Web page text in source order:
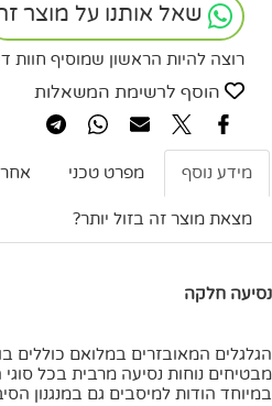
שאל אותנו על מוצר
רוצה להיות הראשון שמוסיף חוות
הוסף לרשימת המשאלות
מידע נוסף מפרט טכני
מצאת מוצר זה בזול יותר?
נסיעה חלקה
הגלגלים המאובזרים במלואם כוללים
מבטיחים נוחות נסיעה מרבית בכל
במיוחד הודות למיסבים גם במנגנון